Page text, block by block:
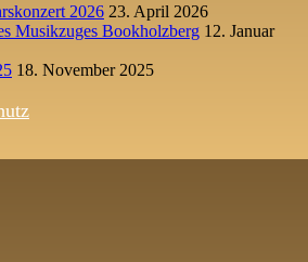
2026 23. April 2026
Musikzuges Bookholzberg 12. Januar
18. November 2025